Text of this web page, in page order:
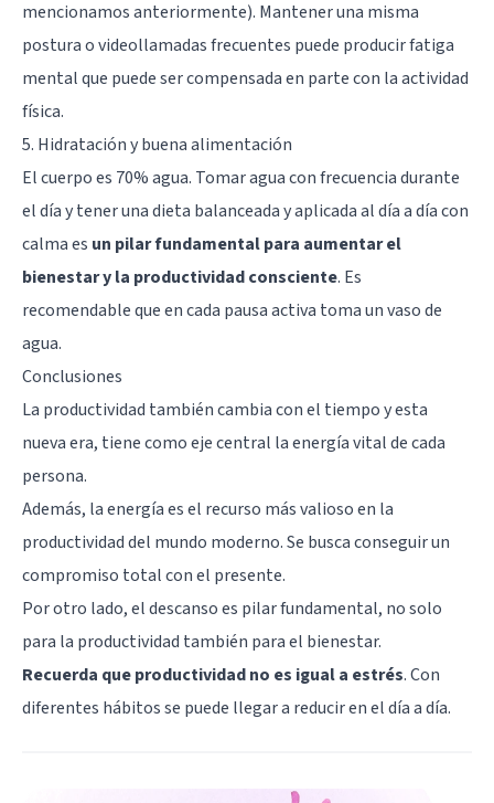
mencionamos anteriormente). Mantener una misma
postura o videollamadas frecuentes puede producir fatiga
mental que puede ser compensada en parte con la actividad
física.
5. Hidratación y buena alimentación
El cuerpo es 70% agua. Tomar agua con frecuencia durante
el día y tener una dieta balanceada y aplicada al día a día con
calma es un pilar fundamental para aumentar el
bienestar y la productividad consciente. Es
recomendable que en cada pausa activa toma un vaso de
agua.
Conclusiones
La productividad también cambia con el tiempo y esta
nueva era, tiene como eje central la energía vital de cada
persona.
Además, la energía es el recurso más valioso en la
productividad del mundo moderno. Se busca conseguir un
compromiso total con el presente.
Por otro lado, el descanso es pilar fundamental, no solo
para la productividad también para el bienestar.
Recuerda que productividad no es igual a estrés. Con
diferentes hábitos se puede llegar a reducir en el día a día.